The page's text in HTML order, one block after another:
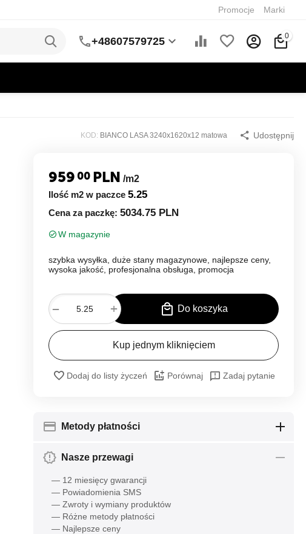
Promocje Marki
+48607579725 0
KOD: BIANCO LASA 3240x1620x12 matowa Udostępnij
95900 PLN /m2
Ilość m2 w paczce 5.25
Cena za paczkę: 5034.75 PLN
W magazynie
szybka wysyłka, duże stany magazynowe, najlepsze ceny,
wysoka jakość, profesjonalna obsługa, promocja
+
− Do koszyka
Kup jednym kliknięciem
Dodaj do listy życzeń Porównaj Zadaj pytanie
Metody płatności
Nasze przewagi
— 12 miesięcy gwarancji
— Powiadomienia SMS
— Zwroty i wymiany produktów
— Różne metody płatności
— Najlepsze ceny